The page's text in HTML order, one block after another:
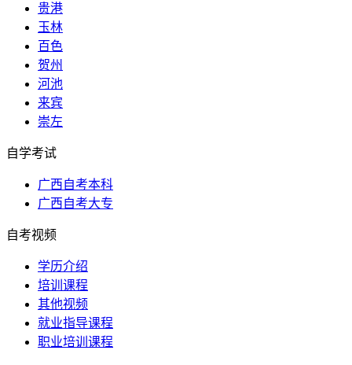
贵港
玉林
百色
贺州
河池
来宾
崇左
自学考试
广西自考本科
广西自考大专
自考视频
学历介绍
培训课程
其他视频
就业指导课程
职业培训课程